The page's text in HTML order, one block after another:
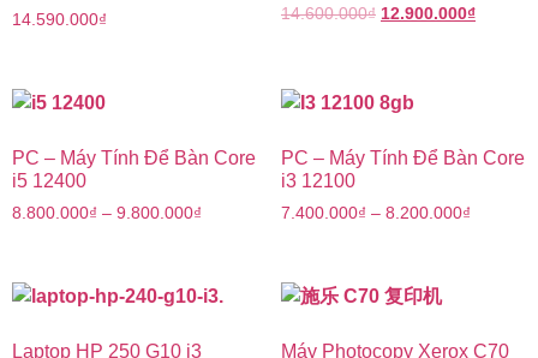
14.590.000₫ 14.600.000₫ 12.900.000₫
PC – Máy Tính Để Bàn Core
i5 12400
8.800.000₫ – 9.800.000₫
PC – Máy Tính Để Bàn Core
i3 12100
7.400.000₫ – 8.200.000₫
Laptop HP 250 G10 i3
Máy Photocopy Xerox C70